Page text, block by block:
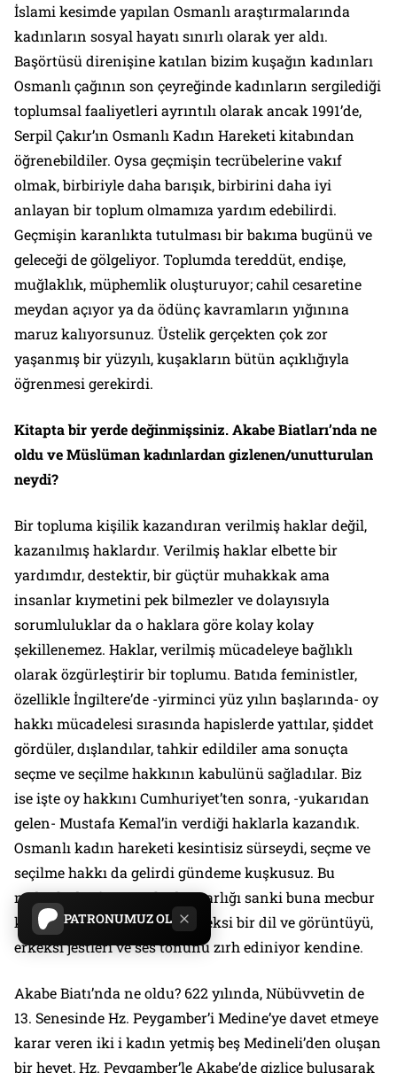
PATRONUMUZ OL
İslami kesimde yapılan Osmanlı araştırmalarında
kadınların sosyal hayatı sınırlı olarak yer aldı.
Başörtüsü direnişine katılan bizim kuşağın kadınları
Osmanlı çağının son çeyreğinde kadınların sergilediği
toplumsal faaliyetleri ayrıntılı olarak ancak 1991’de,
Serpil Çakır’ın Osmanlı Kadın Hareketi kitabından
öğrenebildiler. Oysa geçmişin tecrübelerine vakıf
olmak, birbiriyle daha barışık, birbirini daha iyi
anlayan bir toplum olmamıza yardım edebilirdi.
Geçmişin karanlıkta tutulması bir bakıma bugünü ve
geleceği de gölgeliyor. Toplumda tereddüt, endişe,
muğlaklık, müphemlik oluşturuyor; cahil cesaretine
meydan açıyor ya da ödünç kavramların yığınına
maruz kalıyorsunuz. Üstelik gerçekten çok zor
yaşanmış bir yüzyılı, kuşakların bütün açıklığıyla
öğrenmesi gerekirdi.
Kitapta bir yerde değinmişsiniz. Akabe Biatları’nda ne
oldu ve Müslüman kadınlardan gizlenen/unutturulan
neydi?
Bir topluma kişilik kazandıran verilmiş haklar değil,
kazanılmış haklardır. Verilmiş haklar elbette bir
yardımdır, destektir, bir güçtür muhakkak ama
insanlar kıymetini pek bilmezler ve dolayısıyla
sorumluluklar da o haklara göre kolay kolay
şekillenemez. Haklar, verilmiş mücadeleye bağlıklı
olarak özgürleştirir bir toplumu. Batıda feministler,
özellikle İngiltere’de -yirminci yüz yılın başlarında- oy
hakkı mücadelesi sırasında hapislerde yattılar, şiddet
gördüler, dışlandılar, tahkir edildiler ama sonuçta
seçme ve seçilme hakkının kabulünü sağladılar. Biz
ise işte oy hakkını Cumhuriyet’ten sonra, -yukarıdan
gelen- Mustafa Kemal’in verdiği haklarla kazandık.
Osmanlı kadın hareketi kesintisiz sürseydi, seçme ve
seçilme hakkı da gelirdi gündeme kuşkusuz. Bu
nedenle de siyasette kadın varlığı sanki buna mecbur
kalınmış gibi hemen hep erkeksi bir dil ve görüntüyü,
erkeksi jestleri ve ses tonunu zırh ediniyor kendine.
Akabe Biatı’nda ne oldu? 622 yılında, Nübüvvetin de
13. Senesinde Hz. Peygamber’i Medine’ye davet etmeye
karar veren iki i kadın yetmiş beş Medineli’den oluşan
bir heyet, Hz. Peygamber’le Akabe’de gizlice buluşarak